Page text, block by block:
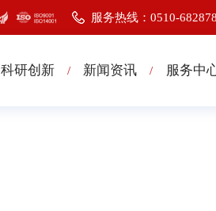
服务热线：0510-
科研创新 / 新闻资讯 / 服务中